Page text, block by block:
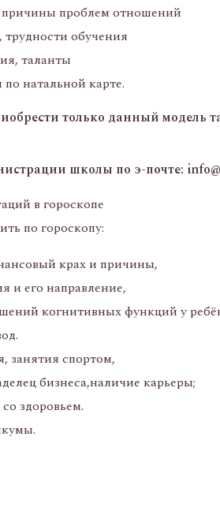
причины проблем отношений
обучения
таланты
натальной карте.
только данный модель
школы по э-почте:
в гороскопе
по гороскопу:
крах и причины,
и его направление,
когнитивных функций у
занятия спортом,
бизнеса,наличие карьеры;
здоровьем.